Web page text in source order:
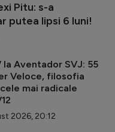
Pitu: s-a
putea lipsi 6 luni!
la Aventador SVJ: 55
Veloce, filosofia
mai radicale
2026, 20:12